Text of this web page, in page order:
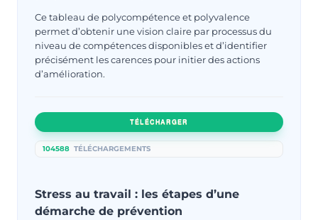
Ce tableau de polycompétence et polyvalence
permet d’obtenir une vision claire par processus du
niveau de compétences disponibles et d’identifier
précisément les carences pour initier des actions
d’amélioration.
TÉLÉCHARGER
104588 TÉLÉCHARGEMENTS
Stress au travail : les étapes d’une
démarche de prévention